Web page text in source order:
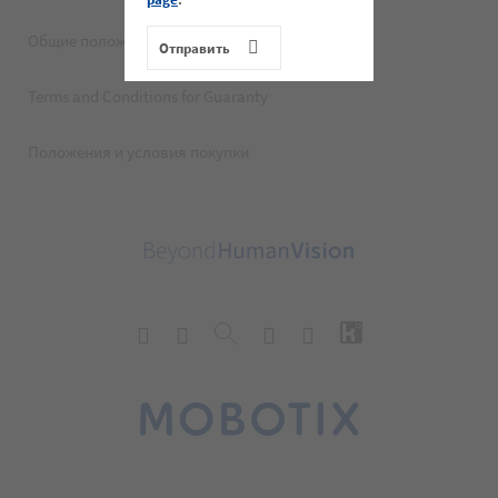
Общие положения и условия